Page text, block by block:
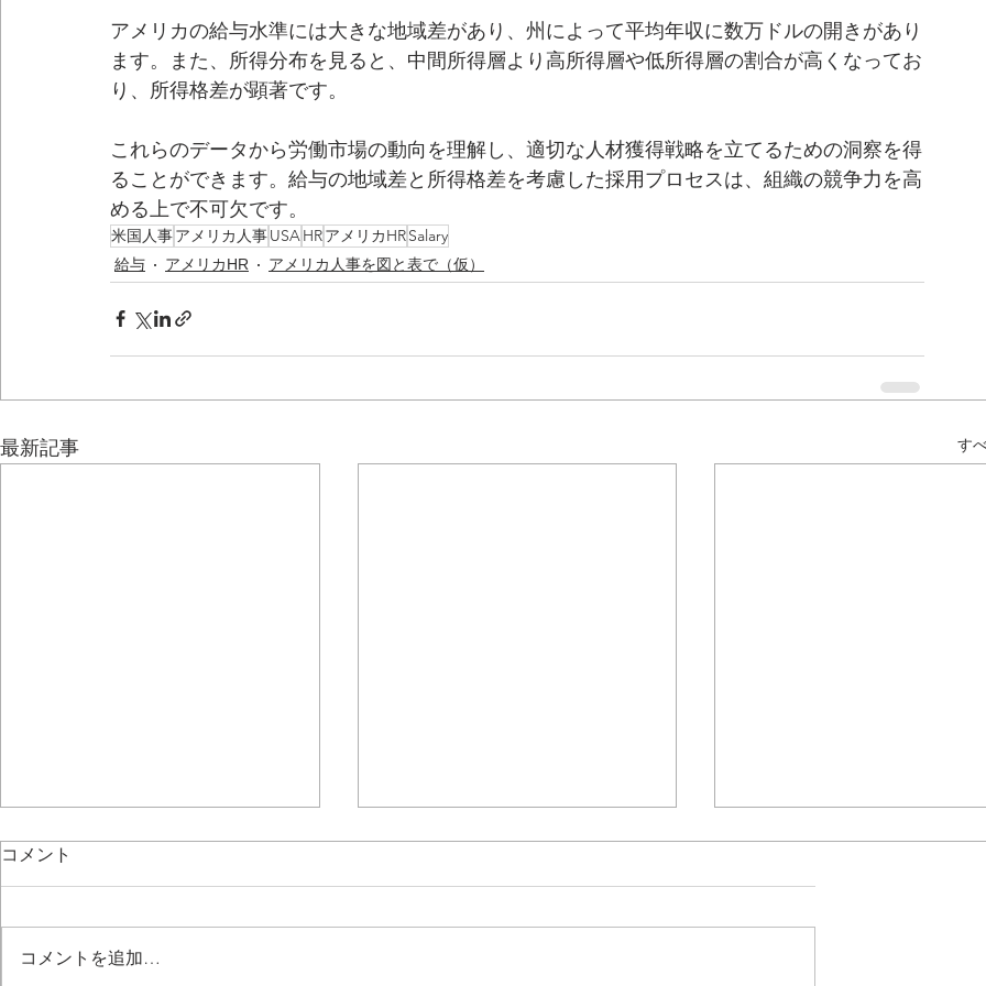
アメリカの給与水準には大きな地域差があり、州によって平均年収に数万ドルの開きがあり
ます。また、所得分布を見ると、中間所得層より高所得層や低所得層の割合が高くなってお
り、所得格差が顕著です。
これらのデータから労働市場の動向を理解し、適切な人材獲得戦略を立てるための洞察を得
ることができます。給与の地域差と所得格差を考慮した採用プロセスは、組織の競争力を高
める上で不可欠です。
米国人事アメリカ人事USAHRアメリカHRSalary
給与 アメリカHR アメリカ人事を図と表で（仮）
最新記事 す
コメント
コメントを追加…